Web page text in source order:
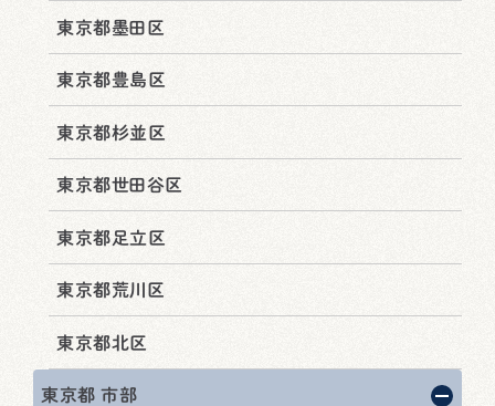
東京都墨田区
東京都豊島区
東京都杉並区
東京都世田谷区
東京都足立区
東京都荒川区
東京都北区
東京都 市部